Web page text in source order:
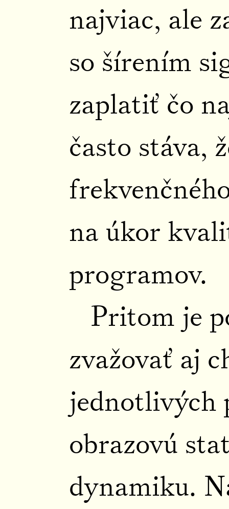
najviac, ale
so šírením
zaplatiť čo
často stáva,
na úkor
programov.
Pritom je
zvažovať aj
jednotlivých
obrazovú
dynamiku.